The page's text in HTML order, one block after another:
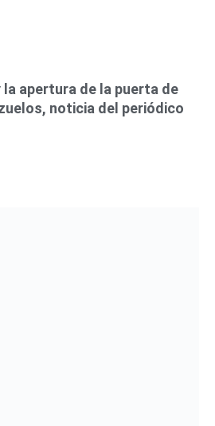
apertura de la puerta de
noticia del periódico